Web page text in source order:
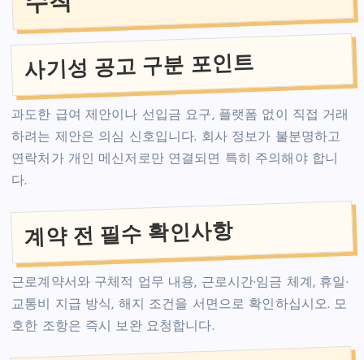
사기성 공고 구분 포인트
과도한 급여 제안이나 선입금 요구, 플랫폼 없이 직접 거래
하려는 제안은 의심 신호입니다. 회사 정보가 불분명하고
연락처가 개인 메신저로만 연결되면 특히 주의해야 합니
다.
계약 전 필수 확인사항
근로계약서와 구체적 업무 내용, 근로시간·임금 체계, 휴일·
교통비 지급 방식, 해지 조건을 서면으로 확인하십시오. 모
호한 조항은 즉시 보완 요청합니다.